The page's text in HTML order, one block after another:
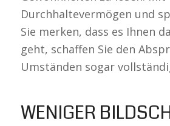
Durchhaltevermögen und
Sie merken, dass es Ihnen
geht, schaffen Sie den
Umständen sogar
WENIGER